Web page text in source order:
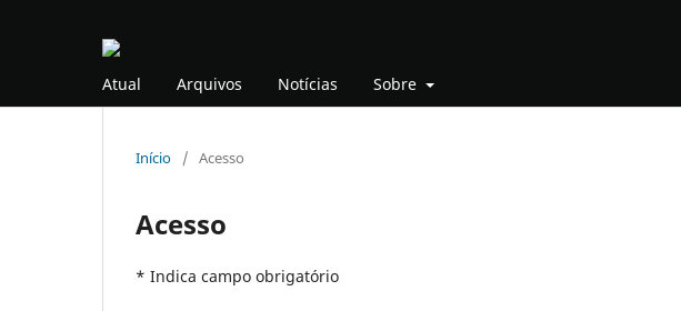
Atual Arquivos Notícias Sobre
Início / Acesso
Acesso
* Indica campo obrigatório